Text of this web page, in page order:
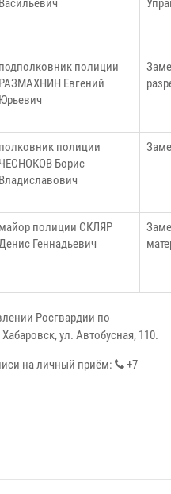
Васильевич
подполковник полиции
РАЗМАХНИН Евгений
Юрьевич
полковник полиции
ЧЕСНОКОВ Борис
Владиславович
майор полиции СКЛЯР
Геннадьевич
Росгвардии по
Хабаровск, ул. Автобусная, 110.
на личный приём:
+7